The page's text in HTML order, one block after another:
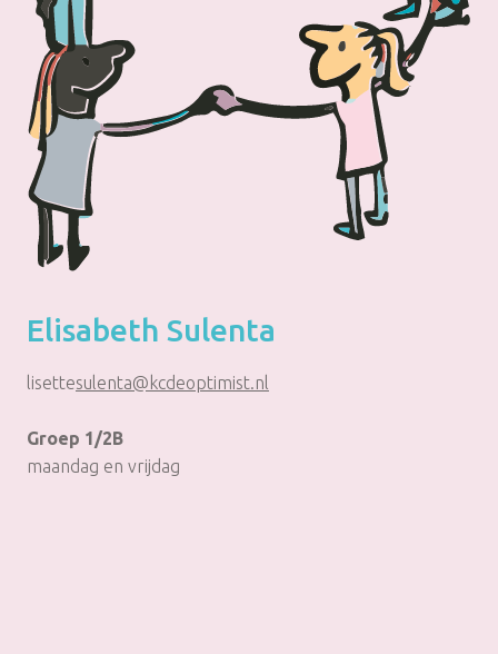
Elisabeth Sulenta
lisettesulenta@kcdeoptimist.nl
Groep 1/2B
maandag en vrijdag